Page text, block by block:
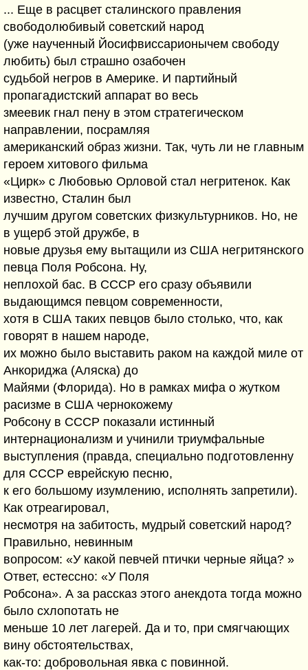
... Еще в расцвет сталинского правления
свободолюбивый советский народ
(уже наученный Йосифвиссарионычем свободу
любить) был страшно озабочен
судьбой негров в Америке. И партийный
пропагадистский аппарат во весь
змеевик гнал пену в этом стратегическом
направлении, посрамляя
американский образ жизни. Так, чуть ли не главным
героем хитового фильма
«Цирк» с Любовью Орловой стал негритенок. Как
известно, Сталин был
лучшим другом советских физкультурников. Но, не
в ущерб этой дружбе, в
новые друзья ему вытащили из США негритянского
певца Поля Робсона. Ну,
неплохой бас. В СССР его сразу объявили
выдающимся певцом современности,
хотя в США таких певцов было столько, что, как
говорят в нашем народе,
их можно было выставить раком на каждой миле от
Анкориджа (Аляска) до
Майями (Флорида). Но в рамках мифа о жутком
расизме в США чернокожему
Робсону в СССР показали истинный
интернационализм и учинили триумфальные
выступления (правда, специально подготовленну
для СССР еврейскую песню,
к его большому изумлению, исполнять запретили).
Как отреагировал,
несмотря на забитость, мудрый советский народ?
Правильно, невинным
вопросом: «У какой певчей птички черные яйца? »
Ответ, естессно: «У Поля
Робсона». А за рассказ этого анекдота тогда можно
было схлопотать не
меньше 10 лет лагерей. Да и то, при смягчающих
вину обстоятельствах,
как-то: добровольная явка с повинной.